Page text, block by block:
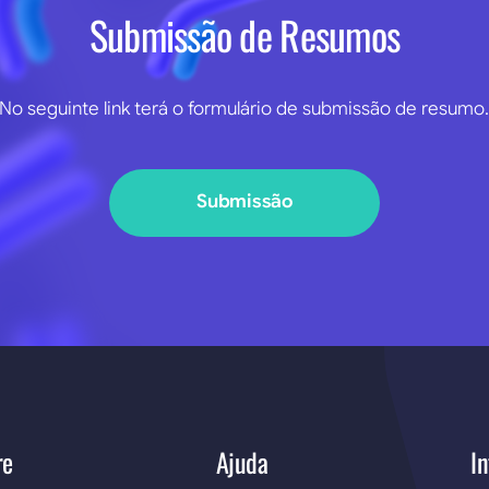
Submissão de Resumos
No seguinte link terá o formulário de submissão de resumo.
Submissão
Ajuda